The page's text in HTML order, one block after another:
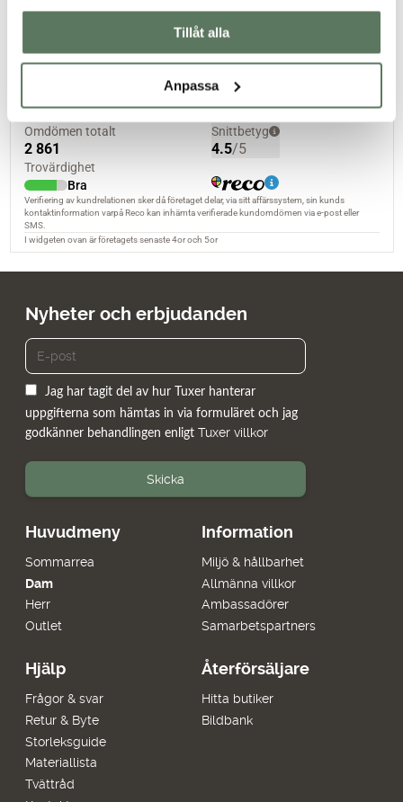
Tillåt alla
Anpassa
Passform
Huvudmeny
Sommarrea
Dam
Herr
Outlet
Information
Miljö & hållbarhet
Allmänna villkor
Ambassadörer
Samarbetspartners
Hjälp
Frågor & svar
Retur & Byte
Storleksguide
Materiallista
Tvättråd
Återförsäljare
Hitta butiker
Bildbank
Nyheter och erbjudanden
Jag har tagit del av hur Tuxer hanterar
uppgifterna som hämtas in via formuläret och jag
godkänner behandlingen enligt Tuxer villkor
Skicka